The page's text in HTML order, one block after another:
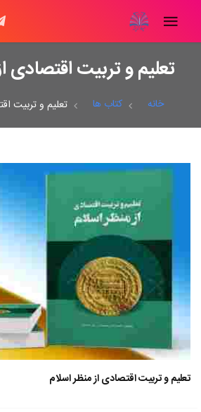
تعلیم و تربیت اقتصادی
خانه کتاب ها تعلیم و تربیت
تعلیم و تربیت اقتصادی از منظر اسلام